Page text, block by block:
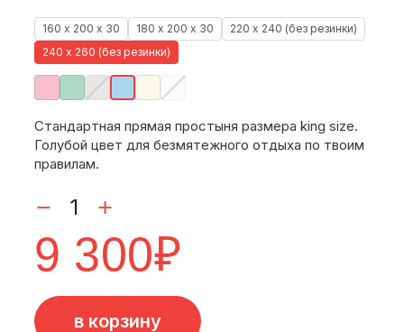
160 х 200 х 30 180 х 200 х 30
220 х 240 (без резинки)
240 х 260 (без резинки)
Стандартная прямая простыня размера king size.
Голубой цвет для безмятежного отдыха по твоим
правилам.
9 300₽
в корзину